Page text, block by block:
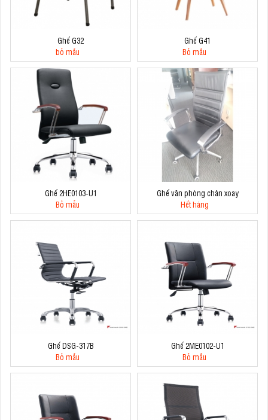
Ghế G32
bỏ mẫu
Ghế G41
Bỏ mẫu
Ghế 2HE0103-U1
Bỏ mẫu
Ghế văn phòng chân xoay
Hết hàng
Ghế DSG-317B
Bỏ mẫu
Ghế 2ME0102-U1
Bỏ mẫu